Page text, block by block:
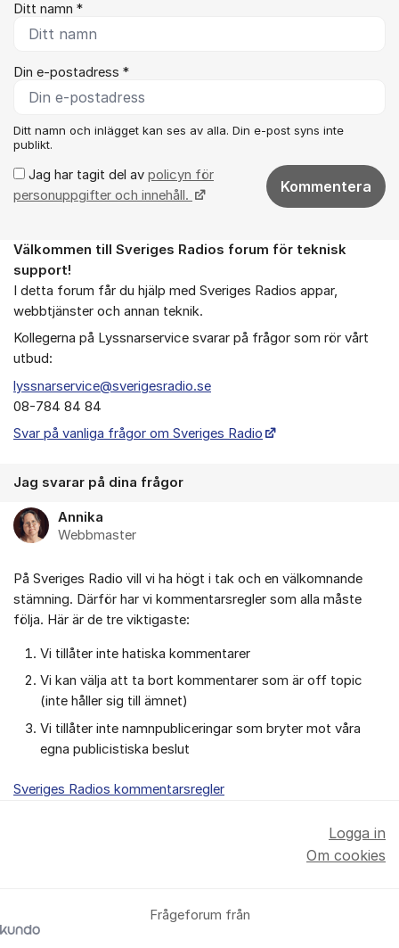
Ditt namn *
Din e-postadress *
Ditt namn och inlägget kan ses av alla. Din e-post syns inte
publikt.
Jag har tagit del av policyn för
personuppgifter och innehåll.
Kommentera
Om forumet
Välkommen till Sveriges Radios forum för teknisk
support!
I detta forum får du hjälp med Sveriges Radios appar,
webbtjänster och annan teknik.
Kollegerna på Lyssnarservice svarar på frågor som rör vårt
utbud:
lyssnarservice@sverigesradio.se
08-784 84 84
Svar på vanliga frågor om Sveriges Radio
Jag svarar på dina frågor
Annika
Webbmaster
På Sveriges Radio vill vi ha högt i tak och en välkomnande
stämning. Därför har vi kommentarsregler som alla måste
följa. Här är de tre viktigaste:
Vi tillåter inte hatiska kommentarer
Vi kan välja att ta bort kommentarer som är off topic
(inte håller sig till ämnet)
Vi tillåter inte namnpubliceringar som bryter mot våra
egna publicistiska beslut
Sveriges Radios kommentarsregler
Frågeforum från
Logga in
Om cookies